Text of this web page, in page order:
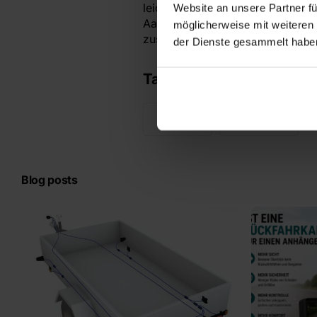
Website an unsere Partner
möglicherweise mit
der Dienste gesammelt
leicht" befundenes Stützrad
Aanhangwagendirect wurden
zusammengestellt.
Tags
Blog posts